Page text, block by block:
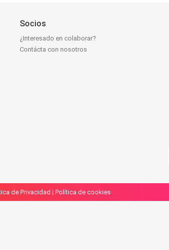
Socios
¿Interesado en colaborar?
Contácta con nosotros
de Privacidad | Política de cookies